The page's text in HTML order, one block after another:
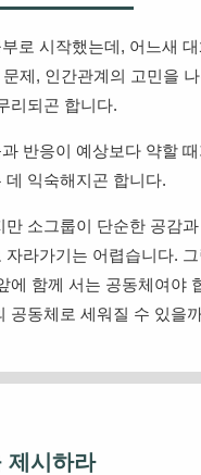
로 시작했는데, 어느새
제, 인간관계의 고민을
리되곤 합니다.
반응이 예상보다 약할
익숙해지곤 합니다.
소그룹이 단순한 공감
라가기는 어렵습니다.
함께 서는 공동체여야
공동체로 세워질 수 있을
제시하라